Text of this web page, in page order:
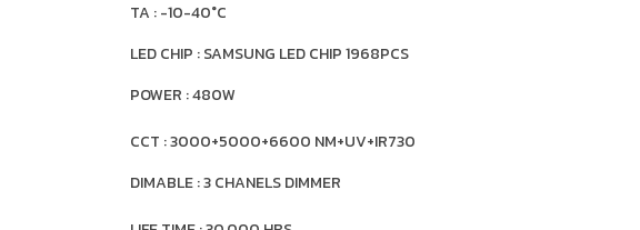
TA : -10-40°C
LED CHIP : SAMSUNG LED CHIP 1968PCS
POWER : 480W
CCT : 3000+5000+6600 NM+UV+IR730
DIMABLE : 3 CHANELS DIMMER